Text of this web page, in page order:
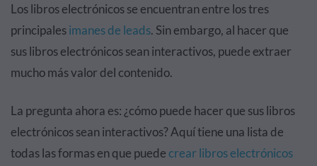
Los libros electrónicos se encuentran entre los tres
principalesimanes de leads. Sin embargo, al hacer que
sus libros electrónicos sean interactivos, puede extraer
mucho más valor del contenido.
La pregunta ahora es: ¿cómo puede hacer que sus libros
electrónicos sean interactivos? Aquí tiene una lista de
todas las formas en que puedecrear libros electrónicos